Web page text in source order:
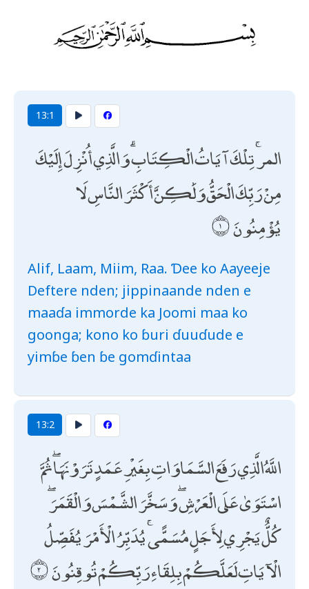
13:1
المر ۚ تِلْكَ آيَاتُ الْكِتَابِ ۗ وَالَّذِي أُنْزِلَ إِلَيْكَ
مِنْ رَبِّكَ الْحَقُّ وَلَٰكِنَّ أَكْثَرَ النَّاسِ لَا
يُؤْمِنُونَ
Alif, Laam, Miim, Raa. Ɗee ko Aayeeje
Deftere nden; jippinaande nden e
maaɗa immorde ka Joomi maa ko
goonga; kono ko ɓuri ɗuuɗude e
yimɓe ɓen ɓe gomɗintaa
13:2
اللَّهُ الَّذِي رَفَعَ السَّمَاوَاتِ بِغَيْرِ عَمَدٍ تَرَوْنَهَا ۖ ثُمَّ
اسْتَوَىٰ عَلَى الْعَرْشِ ۖ وَسَخَّرَ الشَّمْسَ وَالْقَمَرَ ۖ
كُلٌّ يَجْرِي لِأَجَلٍ مُسَمًّى ۚ يُدَبِّرُ الْأَمْرَ يُفَصِّلُ
الْآيَاتِ لَعَلَّكُمْ بِلِقَاءِ رَبِّكُمْ تُوقِنُونَ